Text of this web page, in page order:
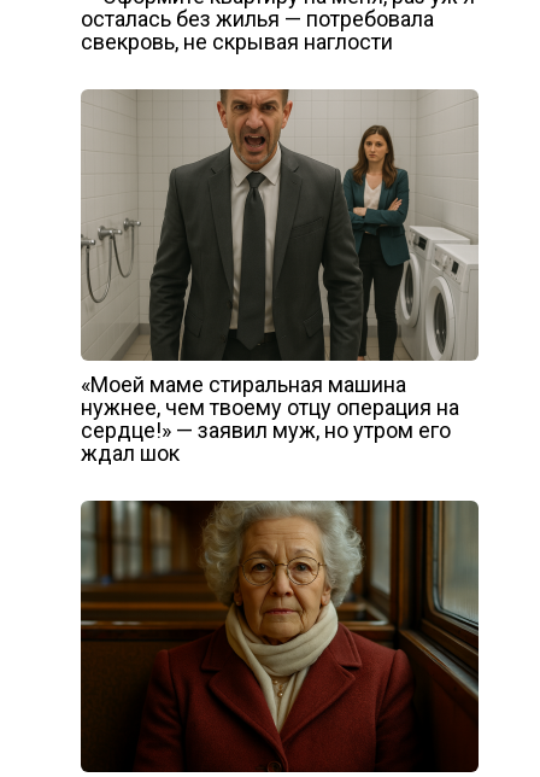
осталась без жилья — потребовала
свекровь, не скрывая наглости
«Моей маме стиральная машина
нужнее, чем твоему отцу операция на
сердце!» — заявил муж, но утром его
ждал шок